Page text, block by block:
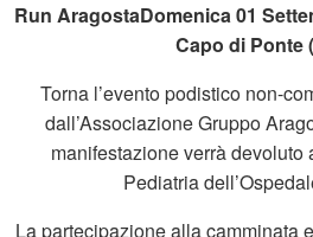
Run AragostaDomenica 01
Capo di Ponte
Torna l’evento podistico non-
dall’Associazione Gruppo
manifestazione verrà devoluto
Pediatria
La partecipazione alla camminata